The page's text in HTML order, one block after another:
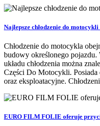
Najlepsze chłodzenie do motocykli
Chłodzenie do motocykla
budowy określonego
układu chłodzenia można
Części Do Motocykli. Posiada
oraz eksploatacyjne.
EURO FILM FOLIE oferuje